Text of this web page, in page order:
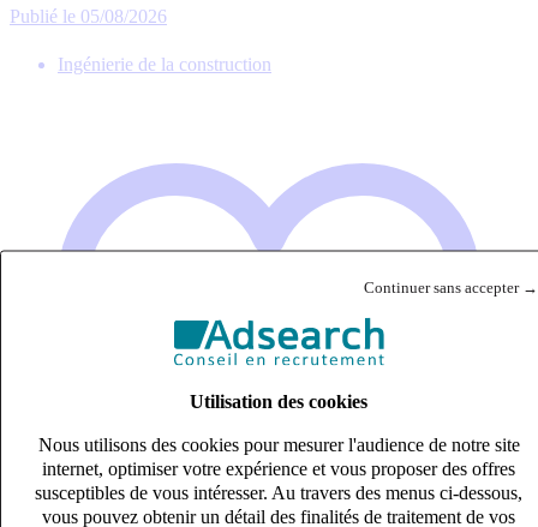
Continuer sans accepter →
Utilisation des cookies
Nous utilisons des cookies pour mesurer l'audience de notre site
internet, optimiser votre expérience et vous proposer des offres
susceptibles de vous intéresser. Au travers des menus ci-dessous,
vous pouvez obtenir un détail des finalités de traitement de vos
Publié le 05/08/2026
Ingénierie de la construction